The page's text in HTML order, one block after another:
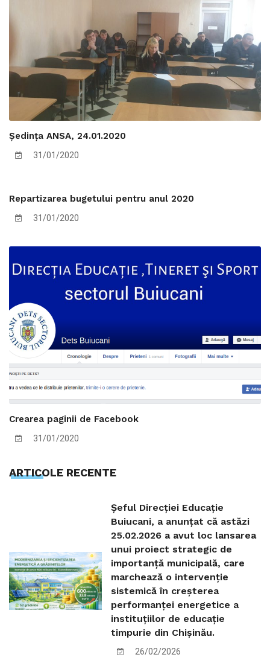
Ședința ANSA, 24.01.2020
31/01/2020
Repartizarea bugetului pentru anul 2020
31/01/2020
Crearea paginii de Facebook
31/01/2020
ARTICOLE RECENTE
Șeful Direcției Educație
Buiucani, a anunțat că astăzi
25.02.2026 a avut loc lansarea
unui proiect strategic de
importanță municipală, care
marchează o intervenție
sistemică în creșterea
performanței energetice a
instituțiilor de educație
timpurie din Chișinău.
26/02/2026